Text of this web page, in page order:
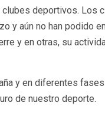
deportivos. Los
y aún no han podido
y en otras, su
y en diferentes
de nuestro deporte.